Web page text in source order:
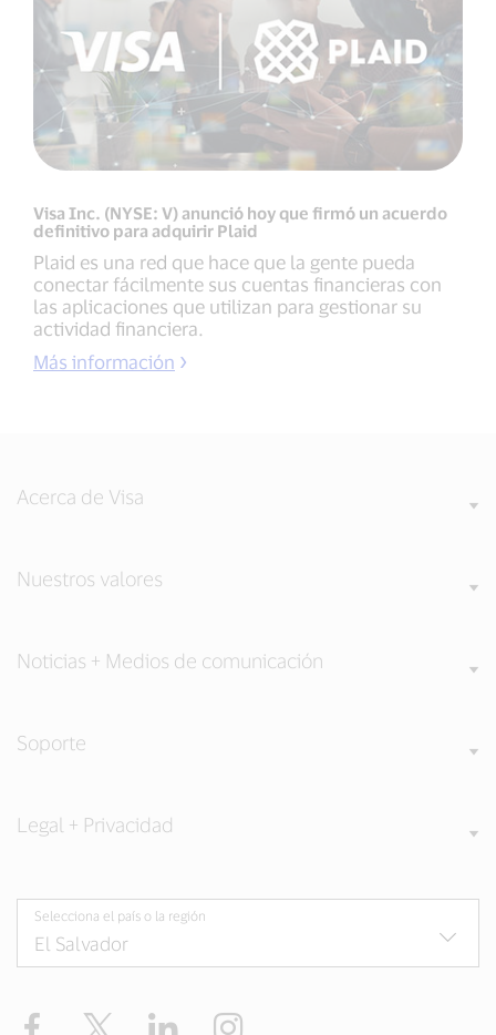
Visa Inc. (NYSE: V) anunció hoy que firmó un acuerdo
definitivo para adquirir Plaid
Plaid es una red que hace que la gente pueda
conectar fácilmente sus cuentas financieras con
las aplicaciones que utilizan para gestionar su
actividad financiera.
Más información
Acerca de Visa
Nuestros valores
Noticias + Medios de comunicación
Soporte
Legal + Privacidad
Selecciona el país o la región
Facebook Twitter LinkedIn